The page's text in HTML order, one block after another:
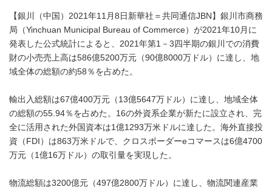
【銀川（中国）2021年11月8日新華社＝共同通信JBN】銀川市商務
局（Yinchuan Municipal Bureau of Commerce）が2021年10月に
発表した公式統計によると、2021年第1－3四半期の銀川での消費
財の小売売上高は586億5200万元（90億8000万ドル）に達し、地
域全体の総額の約58％を占めた。
輸出入総額は67億400万元（13億5647万ドル）に達し、地域全体
の総額の55.94％を占めた。16の外資系企業が新たに設立され、完
全に活用された外国資本は1億1293万米ドルに達した。海外直接投
資（FDI）は863万米ドルで、クロスボーダーeコマースは6億4700
万元（1億16万ドル）の取引量を実現した。
物流総額は3200億元（497億2800万ドル）に達し、物流関連産業